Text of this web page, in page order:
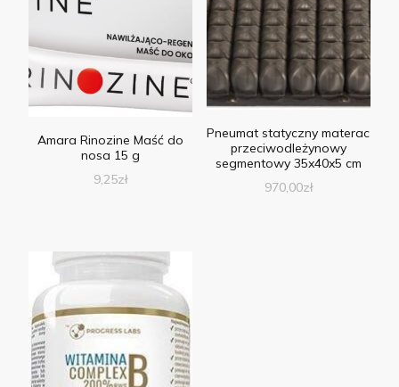
Amara Rinozine Maść do
nosa 15 g
9,25zł
Pneumat statyczny materac
przeciwodleżynowy
segmentowy 35x40x5 cm
970,00zł